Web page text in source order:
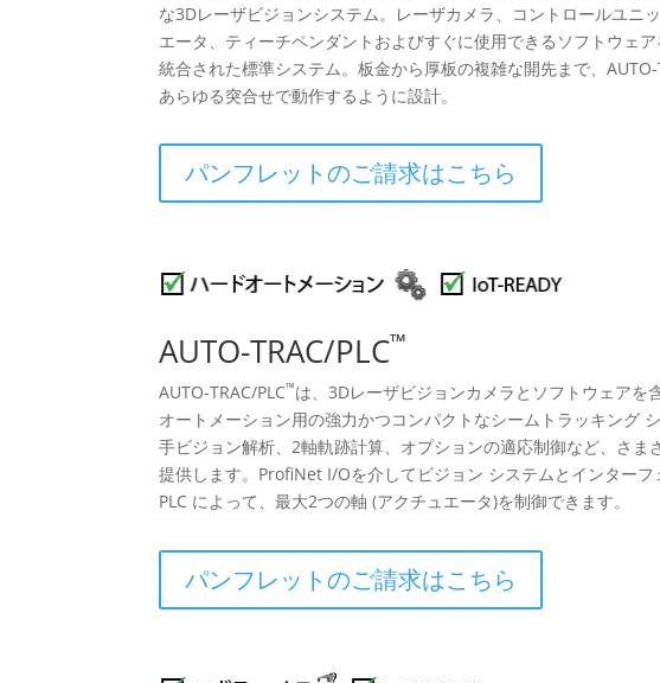
な3Dレーザビジョンシステム。レーザカメラ、コントロールユニ
エータ、ティーチペンダントおよびすぐに使用できるソフトウェ
統合された標準システム。板金から厚板の複雑な開先まで、AUTO-
あらゆる突合せで動作するように設計。
パンフレットのご請求はこちら
AUTO-TRAC/PLC™
AUTO-TRAC/PLC™は、3Dレーザビジョンカメラとソフトウェアを
オートメーション用の強力かつコンパクトなシームトラッキング
手ビジョン解析、2軸軌跡計算、オプションの適応制御など、さま
提供します。ProfiNet I/Oを介してビジョン システムとインターフ
PLC によって、最大2つの軸 (アクチュエータ)を制御できます。
パンフレットのご請求はこちら